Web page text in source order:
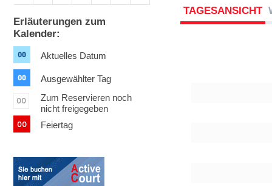
Erläuterungen zum
Kalender:
Aktuelles Datum
Ausgewählter Tag
Zum Reservieren noch
nicht freigegeben
Feiertag
TAGESANSICHT